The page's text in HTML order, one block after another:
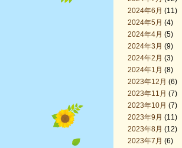
2024年6月 (11)
2024年5月 (4)
2024年4月 (5)
2024年3月 (9)
2024年2月 (3)
2024年1月 (8)
2023年12月 (6)
2023年11月 (7)
2023年10月 (7)
2023年9月 (11)
2023年8月 (12)
2023年7月 (6)